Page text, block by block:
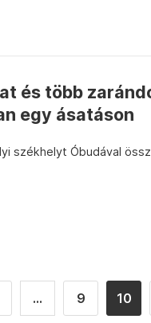
és több
egy ásatáson
székhelyt Óbudával
... 9 10